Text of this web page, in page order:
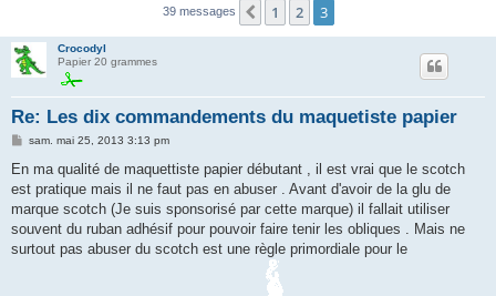
39 messages Précédente
1 2 3
Crocodyl
Papier 20 grammes
Re: Les dix commandements du maquetiste papier
M
s
a
g
sam. mai 25, 2013 3:13 pm
En ma qualité de maquettiste papier débutant , il est vrai que le scotch
est pratique mais il ne faut pas en abuser . Avant d'avoir de la glu de
marque scotch (Je suis sponsorisé par cette marque) il fallait utiliser
souvent du ruban adhésif pour pouvoir faire tenir les obliques . Mais ne
surtout pas abuser du scotch est une règle primordiale pour le